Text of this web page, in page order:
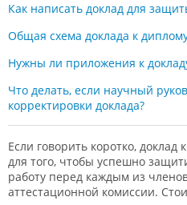
Как написать доклад для
Общая схема доклада к
Нужны ли приложения к
Что делать, если научный
корректировки доклада?
Если говорить коротко,
для того, чтобы успешно
работу перед каждым из
аттестационной комиссии.